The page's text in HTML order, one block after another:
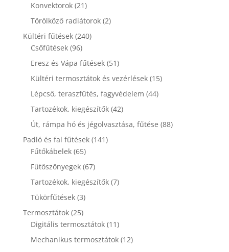
Konvektorok (21)
Törölköző radiátorok (2)
Kültéri fűtések (240)
Csőfűtések (96)
Eresz és Vápa fűtések (51)
Kültéri termosztátok és vezérlések (15)
Lépcső, teraszfűtés, fagyvédelem (44)
Tartozékok, kiegészítők (42)
Út, rámpa hó és jégolvasztása, fűtése (88)
Padló és fal fűtések (141)
Fűtőkábelek (65)
Fűtőszőnyegek (67)
Tartozékok, kiegészítők (7)
Tükörfűtések (3)
Termosztátok (25)
Digitális termosztátok (11)
Mechanikus termosztátok (12)